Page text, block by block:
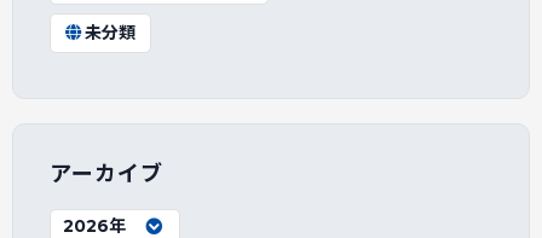
未分類
アーカイブ
2026年